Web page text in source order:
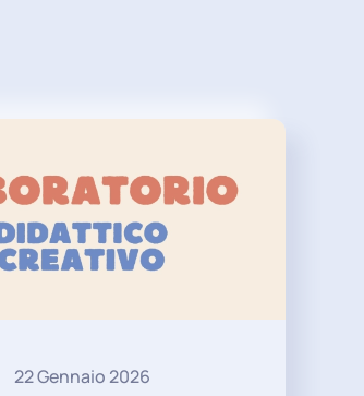
22 Gennaio 2026